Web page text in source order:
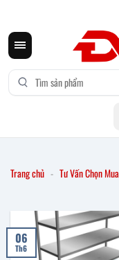
Trang chủ - Tư Vấn Chọn Mua
06
Th6